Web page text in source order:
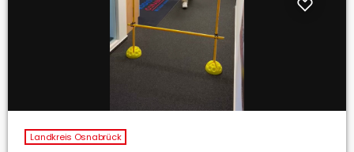
Landkreis Osnabrück